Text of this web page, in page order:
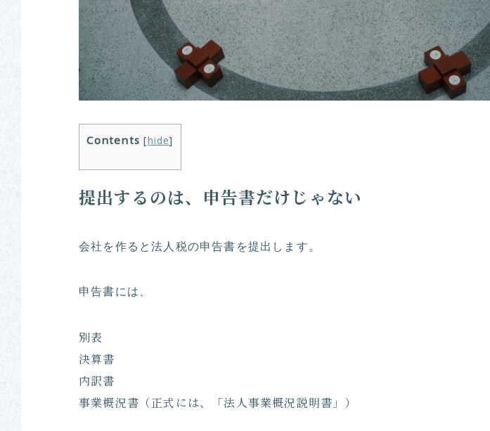
Contents [hide]
提出するのは、申告書だけじゃない
会社を作ると法人税の申告書を提出します。
申告書には、
別表
決算書
内訳書
事業概況書（正式には、「法人事業概況説明書」）